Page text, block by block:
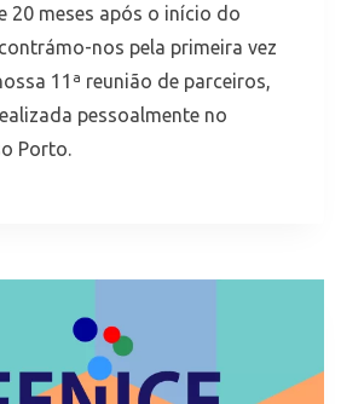
20 meses após o início do
nos pela primeira vez
11ª reunião de parceiros,
pessoalmente no
Porto.